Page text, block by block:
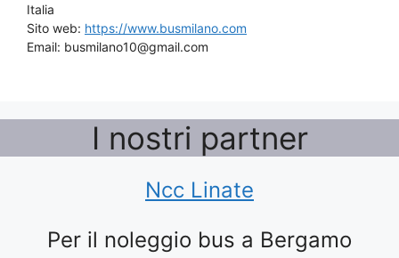
Italia
Sito web: https://www.busmilano.com
Email: busmilano10@gmail.com
I nostri partner
Ncc Linate
Per il noleggio bus a Bergamo